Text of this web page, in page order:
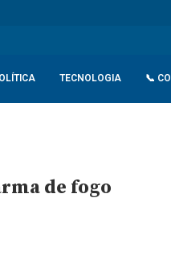
Irão e Omã
TECNOLOGIA 📞
de fogo